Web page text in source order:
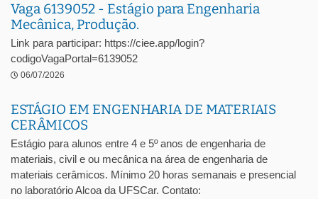
Vaga 6139052 - Estágio para Engenharia
Mecânica, Produção.
Link para participar: https://ciee.app/login?
codigoVagaPortal=6139052
06/07/2026
ESTÁGIO EM ENGENHARIA DE MATERIAIS
CERÂMICOS
Estágio para alunos entre 4 e 5º anos de engenharia de
materiais, civil e ou mecânica na área de engenharia de
materiais cerâmicos. Mínimo 20 horas semanais e presencial
no laboratório Alcoa da UFSCar. Contato: